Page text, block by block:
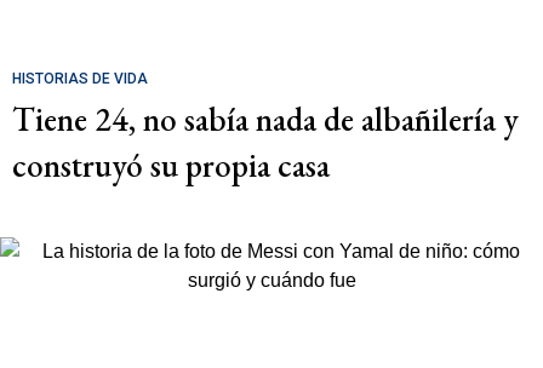
HISTORIAS DE VIDA
Tiene 24, no sabía nada de albañilería y
construyó su propia casa